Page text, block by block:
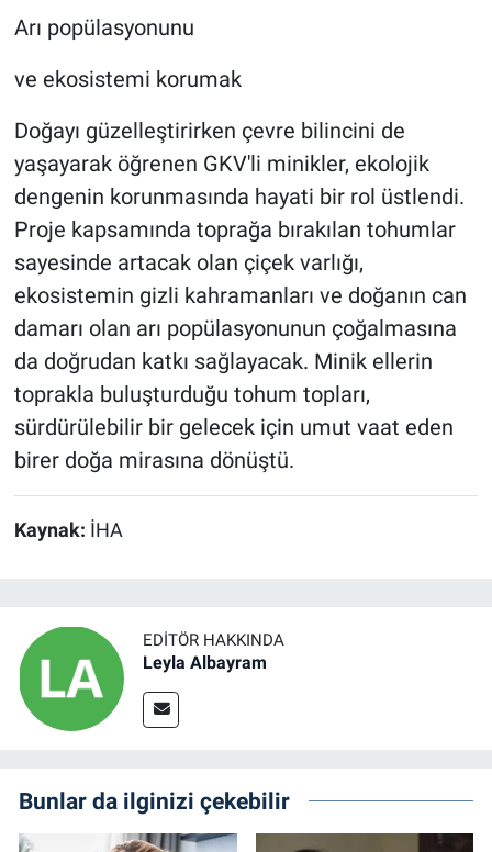
Arı popülasyonunu
ve ekosistemi korumak
Doğayı güzelleştirirken çevre bilincini de
yaşayarak öğrenen GKV'li minikler, ekolojik
dengenin korunmasında hayati bir rol üstlendi.
Proje kapsamında toprağa bırakılan tohumlar
sayesinde artacak olan çiçek varlığı,
ekosistemin gizli kahramanları ve doğanın can
damarı olan arı popülasyonunun çoğalmasına
da doğrudan katkı sağlayacak. Minik ellerin
toprakla buluşturduğu tohum topları,
sürdürülebilir bir gelecek için umut vaat eden
birer doğa mirasına dönüştü.
Kaynak: İHA
EDITÖR HAKKINDA
Leyla Albayram
Bunlar da ilginizi çekebilir